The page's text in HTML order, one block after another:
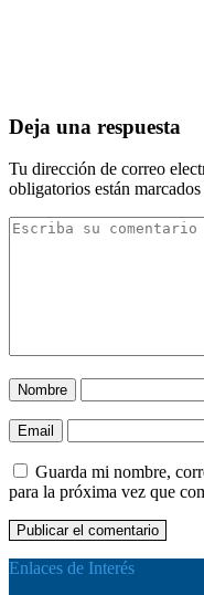
Deja una respuesta
Tu dirección de correo
obligatorios están
Nombre
Email
Guarda mi nombre,
para la próxima vez que
Enlaces de Interés